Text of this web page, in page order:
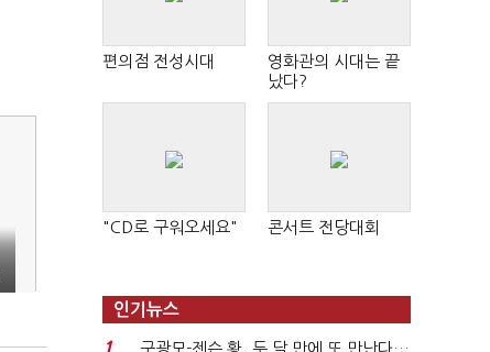
편의점 전성시대
영화관의 시대는 끝
났다?
"CD로 구워오세요" 콘서트 전당대회
인기뉴스
1
구광모-젠슨 황, 두 달 만에 또 만난다…